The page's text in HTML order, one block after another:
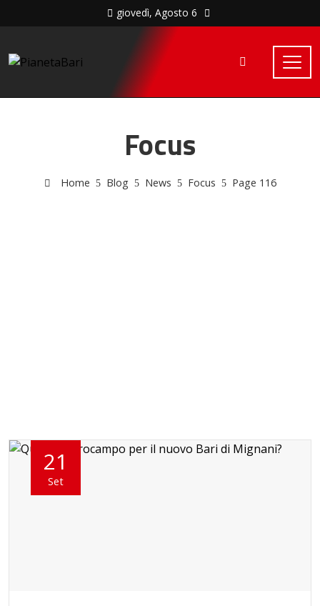
giovedì, Agosto 6
Focus
Home Blog News Focus Page 116
21
Set